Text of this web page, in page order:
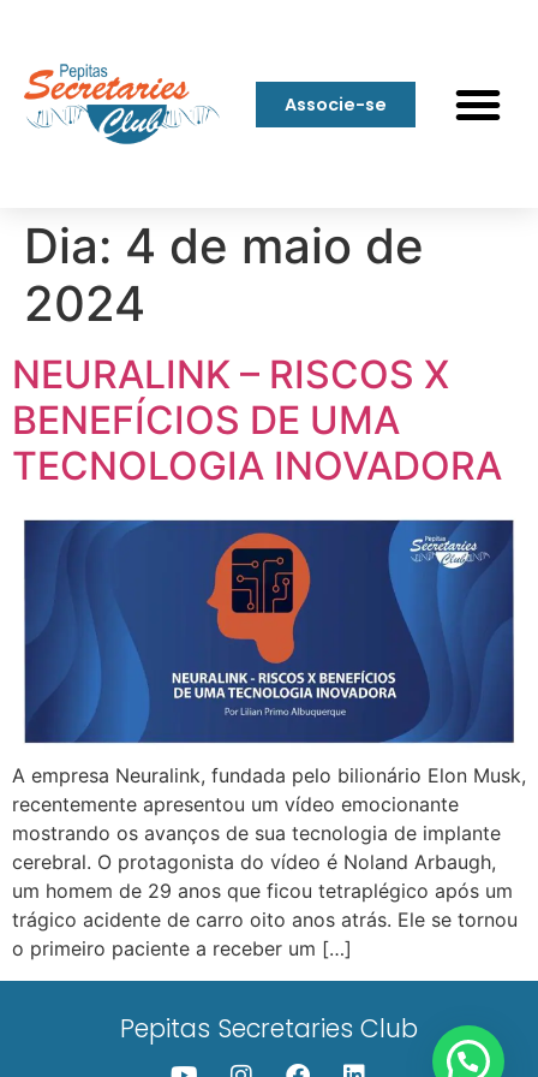
Associe-se
Dia: 4 de maio de
2024
NEURALINK – RISCOS X
BENEFÍCIOS DE UMA
TECNOLOGIA INOVADORA
A empresa Neuralink, fundada pelo bilionário Elon Musk,
recentemente apresentou um vídeo emocionante
mostrando os avanços de sua tecnologia de implante
cerebral. O protagonista do vídeo é Noland Arbaugh,
um homem de 29 anos que ficou tetraplégico após um
trágico acidente de carro oito anos atrás. Ele se tornou
o primeiro paciente a receber um […]
Pepitas Secretaries Club